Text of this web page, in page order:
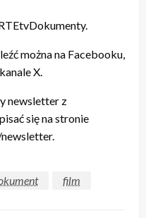
można na Facebooku,
X.
newsletter z
się na stronie
film